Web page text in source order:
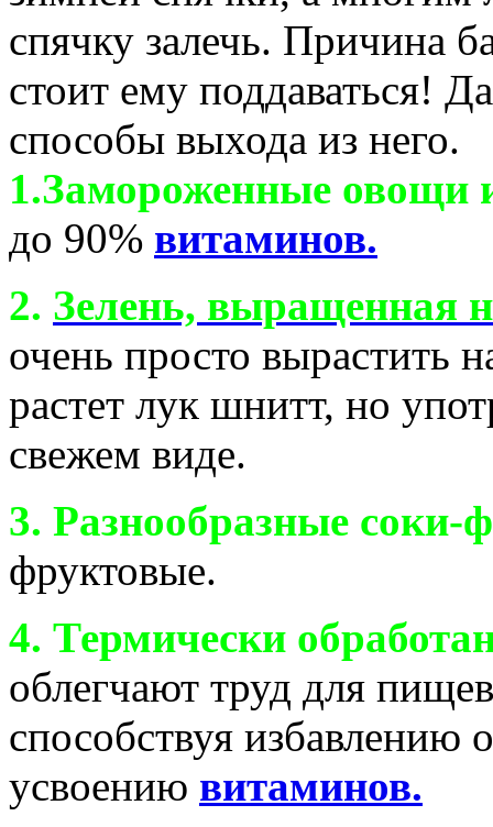
спячку залечь. Причина
стоит ему поддаваться!
способы выхода из него.
1.Замороженные овощи
до 90% витаминов.
2. Зелень, выращенная
очень просто вырастить
растет лук шнитт, но
свежем виде.
3. Разнообразные соки-
фруктовые.
4. Термически
облегчают труд для
способствуя избавлению
усвоению витаминов.